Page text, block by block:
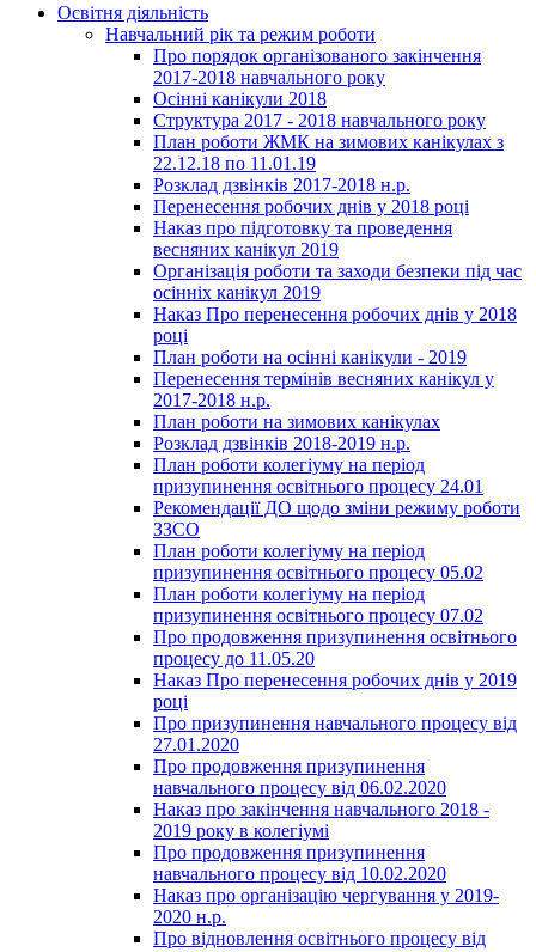
Освітня діяльність
Навчальний рік та режим роботи
Про порядок організованого закінчення
2017-2018 навчального року
Осінні канікули 2018
Структура 2017 - 2018 навчального року
План роботи ЖМК на зимових канікулах з
22.12.18 по 11.01.19
Розклад дзвінків 2017-2018 н.р.
Перенесення робочих днів у 2018 році
Наказ про підготовку та проведення
весняних канікул 2019
Організація роботи та заходи безпеки під час
осінніх канікул 2019
Наказ Про перенесення робочих днів у 2018
році
План роботи на осінні канікули - 2019
Перенесення термінів весняних канікул у
2017-2018 н.р.
План роботи на зимових канікулах
Розклад дзвінків 2018-2019 н.р.
План роботи колегіуму на період
призупинення освітнього процесу 24.01
Рекомендації ДО щодо зміни режиму роботи
ЗЗСО
План роботи колегіуму на період
призупинення освітнього процесу 05.02
План роботи колегіуму на період
призупинення освітнього процесу 07.02
Про продовження призупинення освітнього
процесу до 11.05.20
Наказ Про перенесення робочих днів у 2019
році
Про призупинення навчального процесу від
27.01.2020
Про продовження призупинення
навчального процесу від 06.02.2020
Наказ про закінчення навчального 2018 -
2019 року в колегіумі
Про продовження призупинення
навчального процесу від 10.02.2020
Наказ про організацію чергування у 2019-
2020 н.р.
Про відновлення освітнього процесу від